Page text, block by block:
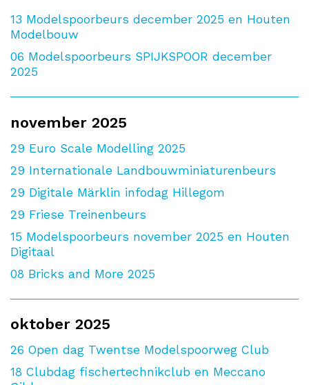
13 Modelspoorbeurs december 2025 en Houten
Modelbouw
06 Modelspoorbeurs SPIJKSPOOR december
2025
november 2025
29 Euro Scale Modelling 2025
29 Internationale Landbouwminiaturenbeurs
29 Digitale Märklin infodag Hillegom
29 Friese Treinenbeurs
15 Modelspoorbeurs november 2025 en Houten
Digitaal
08 Bricks and More 2025
oktober 2025
26 Open dag Twentse Modelspoorweg Club
18 Clubdag fischertechnikclub en Meccano